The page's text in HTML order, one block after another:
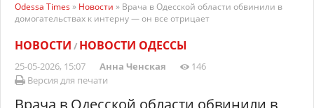
Odessa Times» Новости » Врача в Одесской области обвинили в
домогательствах к интерну — он все отрицает
НОВОСТИ / НОВОСТИ ОДЕССЫ
25-05-2026, 15:07 Анна Ченская
146
Версия для печати
Врача в Одесской области обвинили в